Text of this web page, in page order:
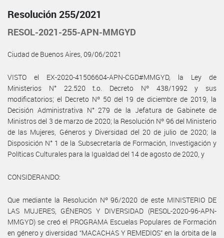
Resolución 255/2021
RESOL-2021-255-APN-MMGYD
Ciudad de Buenos Aires, 09/06/2021
VISTO el EX-2020-41506604-APN-CGD#MMGYD, la Ley de
Ministerios N° 22.520 t.o. Decreto Nº 438/1992 y sus
modificatorios; el Decreto Nº 50 del 19 de diciembre de 2019, la
Decisión Administrativa N° 279 de la Jefatura de Gabinete de
Ministros del 3 de marzo de 2020; la Resolución Nº 96 del Ministerio
de las Mujeres, Géneros y Diversidad del 20 de julio de 2020; la
Disposición N° 1 de la Subsecretaría de Formación, Investigación y
Políticas Culturales para la Igualdad del 14 de agosto de 2020, y
CONSIDERANDO:
Que mediante la Resolución Nº 96/2020 de este MINISTERIO DE
LAS MUJERES, GÉNEROS Y DIVERSIDAD (RESOL-2020-96-APN-
MMGYD) se creó el PROGRAMA Escuelas Populares de Formación
en género y diversidad “MACACHAS Y REMEDIOS” en la órbita de la